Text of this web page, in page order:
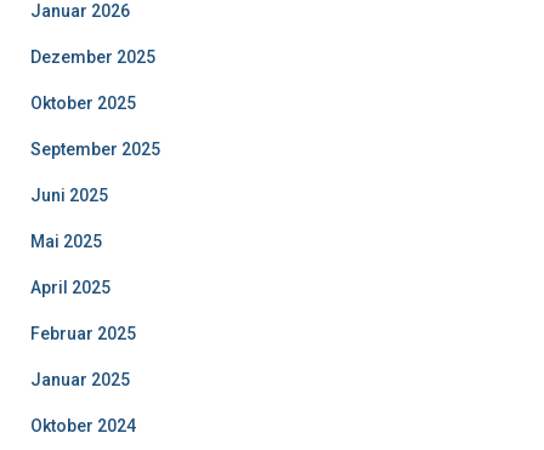
Januar 2026
Dezember 2025
Oktober 2025
September 2025
Juni 2025
Mai 2025
April 2025
Februar 2025
Januar 2025
Oktober 2024